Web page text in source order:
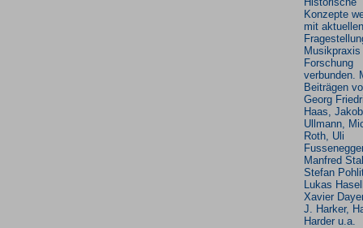
Konzepte
mit aktuellen
Musikpraxis
Forschung
verbunden.
Beiträgen
Georg
Haas, Jakob
Ullmann,
Roth, Uli
Manfred
Stefan
Lukas
Xavier
J. Harker,
Harder u.a.